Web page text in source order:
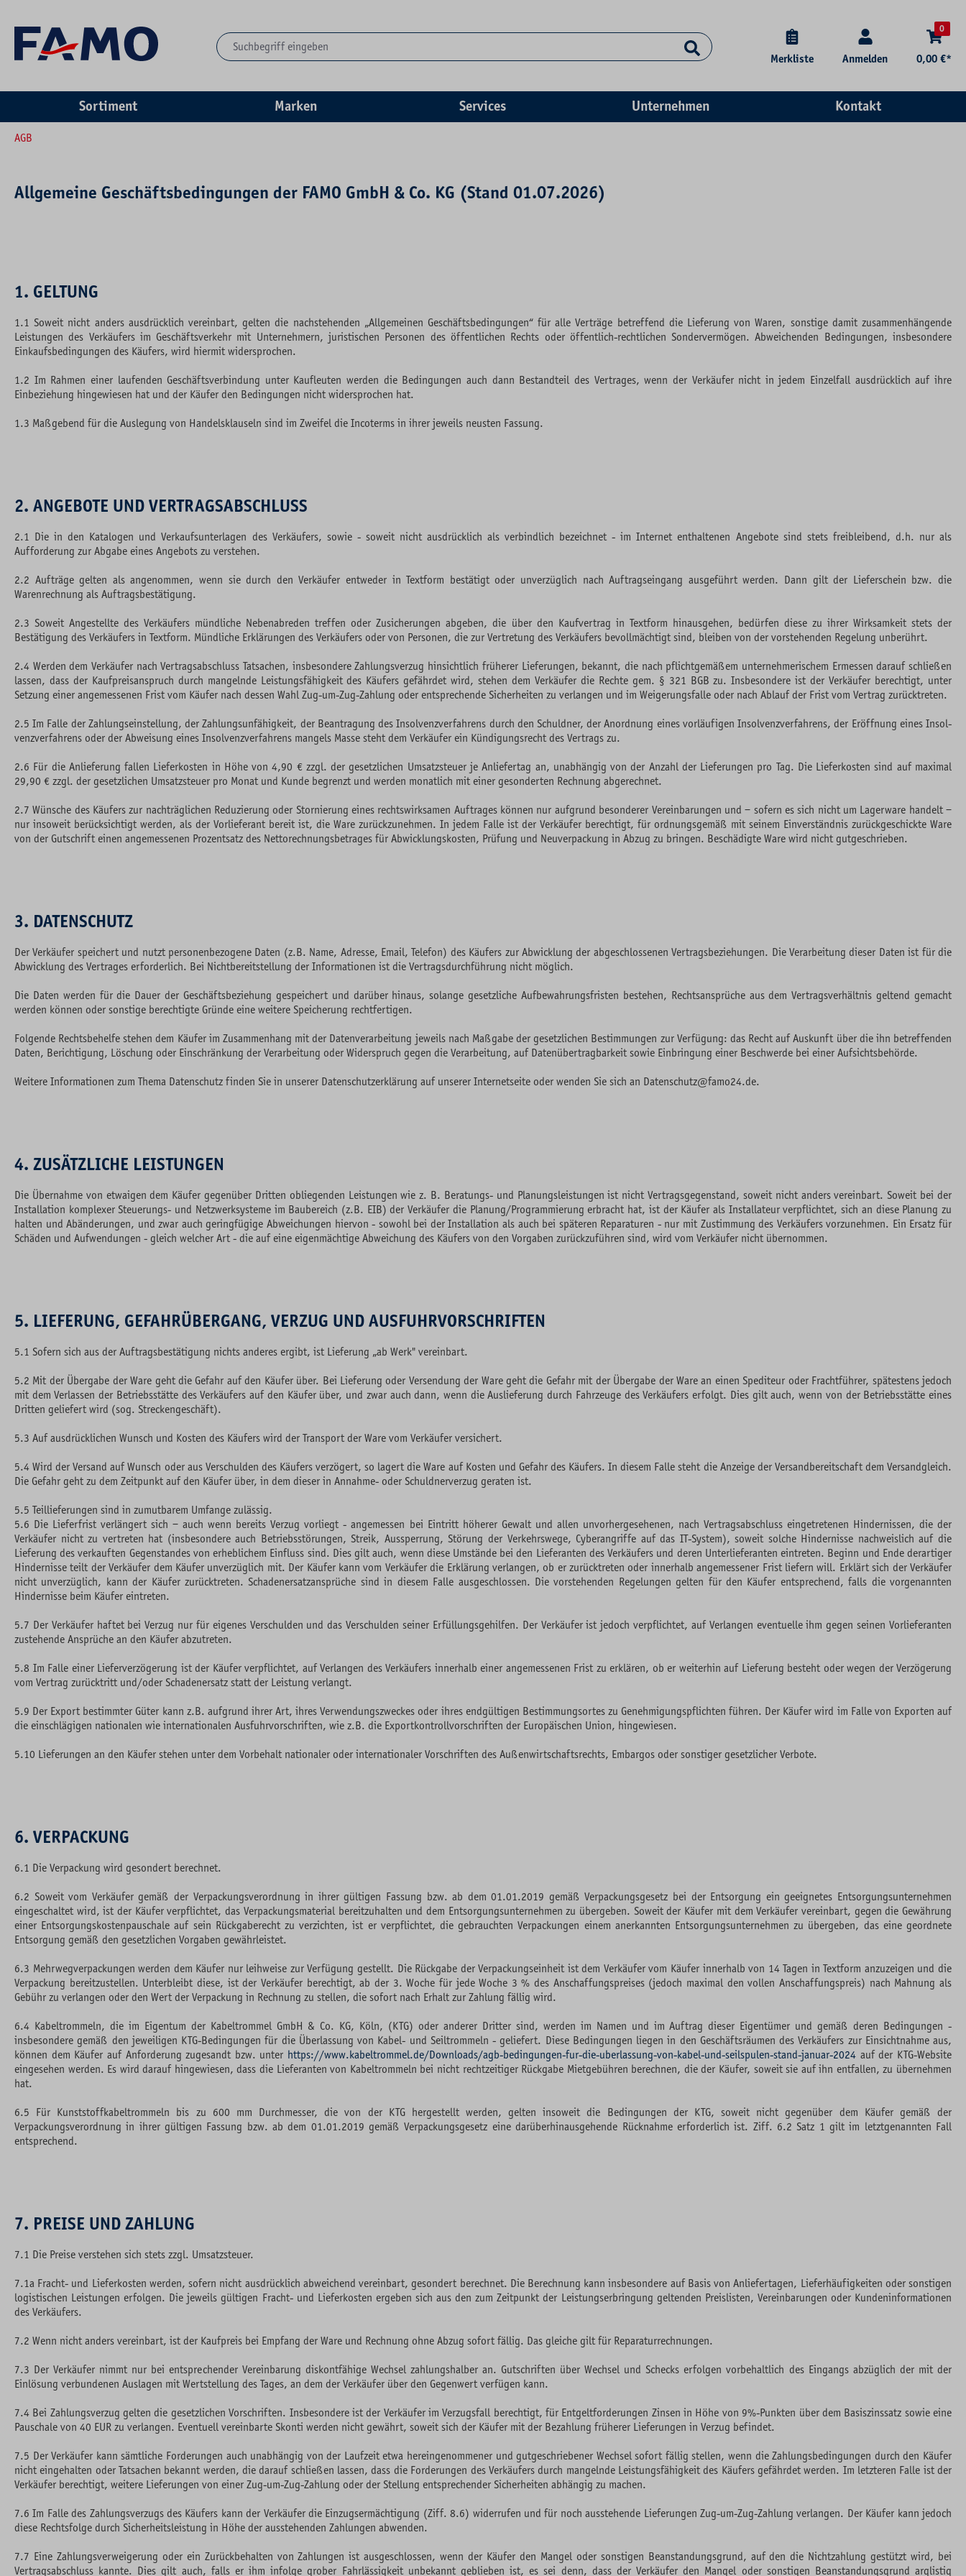
Merkliste Anmelden
0
0,00 €*
Sortiment Marken Services Unternehmen Kontakt
AGB
Allgemeine Geschäftsbedingungen der FAMO GmbH & Co. KG (Stand 01.07.2026)
1. GELTUNG
1.1 Soweit nicht anders ausdrücklich vereinbart, gelten die nachstehenden „Allgemeinen Geschäftsbedingungen“ für alle Verträge betreffend die Lieferung von Waren, sonstige damit zusammenhängende
Leistungen des Verkäufers im Geschäftsverkehr mit Unternehmern, juristischen Personen des öffentlichen Rechts oder öffentlich-rechtlichen Sondervermögen. Abweichenden Bedingungen, insbesondere
Einkaufsbedingungen des Käufers, wird hiermit widersprochen.
1.2 Im Rahmen einer laufenden Geschäftsverbindung unter Kaufleuten werden die Bedingungen auch dann Bestandteil des Vertrages, wenn der Verkäufer nicht in jedem Einzelfall ausdrücklich auf ihre
Einbeziehung hingewiesen hat und der Käufer den Bedingungen nicht widersprochen hat.
1.3 Maßgebend für die Auslegung von Handelsklauseln sind im Zweifel die Incoterms in ihrer jeweils neusten Fassung.
2. ANGEBOTE UND VERTRAGSABSCHLUSS
2.1 Die in den Katalogen und Verkaufsunterlagen des Verkäufers, sowie - soweit nicht ausdrücklich als verbindlich bezeichnet - im Internet enthaltenen Angebote sind stets freibleibend, d.h. nur als
Aufforderung zur Abgabe eines Angebots zu verstehen.
2.2 Aufträge gelten als angenommen, wenn sie durch den Verkäufer entweder in Textform bestätigt oder unverzüglich nach Auftragseingang ausgeführt werden. Dann gilt der Lieferschein bzw. die
Warenrechnung als Auftragsbestätigung.
2.3 Soweit Angestellte des Verkäufers mündliche Nebenabreden treffen oder Zusicherungen abgeben, die über den Kaufvertrag in Textform hinausgehen, bedürfen diese zu ihrer Wirksamkeit stets der
Bestätigung des Verkäufers in Textform. Mündliche Erklärungen des Verkäufers oder von Personen, die zur Vertretung des Verkäufers bevollmächtigt sind, bleiben von der vorstehenden Regelung unberührt.
2.4 Werden dem Verkäufer nach Vertragsabschluss Tatsachen, insbesondere Zahlungsverzug hinsichtlich früherer Lieferungen, bekannt, die nach pflichtgemäßem unternehmerischem Ermessen darauf schließen
lassen, dass der Kaufpreisanspruch durch mangelnde Leistungsfähigkeit des Käufers gefährdet wird, stehen dem Verkäufer die Rechte gem. § 321 BGB zu. Insbesondere ist der Verkäufer berechtigt, unter
Setzung einer angemessenen Frist vom Käufer nach dessen Wahl Zug-um-Zug-Zahlung oder entsprechende Sicherheiten zu verlangen und im Weigerungsfalle oder nach Ablauf der Frist vom Vertrag zurücktreten.
2.5 Im Falle der Zahlungseinstellung, der Zahlungsunfähigkeit, der Beantragung des Insolvenzverfahrens durch den Schuldner, der Anordnung eines vorläufigen Insolvenzverfahrens, der Eröffnung eines Insol-
venzverfahrens oder der Abweisung eines Insolvenzverfahrens mangels Masse steht dem Verkäufer ein Kündigungsrecht des Vertrags zu.
2.6 Für die Anlieferung fallen Lieferkosten in Höhe von 4,90 € zzgl. der gesetzlichen Umsatzsteuer je Anliefertag an, unabhängig von der Anzahl der Lieferungen pro Tag. Die Lieferkosten sind auf maximal
29,90 € zzgl. der gesetzlichen Umsatzsteuer pro Monat und Kunde begrenzt und werden monatlich mit einer gesonderten Rechnung abgerechnet.
2.7 Wünsche des Käufers zur nachträglichen Reduzierung oder Stornierung eines rechtswirksamen Auftrages können nur aufgrund besonderer Vereinbarungen und – sofern es sich nicht um Lagerware handelt –
nur insoweit berücksichtigt werden, als der Vorlieferant bereit ist, die Ware zurückzunehmen. In jedem Falle ist der Verkäufer berechtigt, für ordnungsgemäß mit seinem Einverständnis zurückgeschickte Ware
von der Gutschrift einen angemessenen Prozentsatz des Nettorechnungsbetrages für Abwicklungskosten, Prüfung und Neuverpackung in Abzug zu bringen. Beschädigte Ware wird nicht gutgeschrieben.
3. DATENSCHUTZ
Der Verkäufer speichert und nutzt personenbezogene Daten (z.B. Name, Adresse, Email, Telefon) des Käufers zur Abwicklung der abgeschlossenen Vertragsbeziehungen. Die Verarbeitung dieser Daten ist für die
Abwicklung des Vertrages erforderlich. Bei Nichtbereitstellung der Informationen ist die Vertragsdurchführung nicht möglich.
Die Daten werden für die Dauer der Geschäftsbeziehung gespeichert und darüber hinaus, solange gesetzliche Aufbewahrungsfristen bestehen, Rechtsansprüche aus dem Vertragsverhältnis geltend gemacht
werden können oder sonstige berechtigte Gründe eine weitere Speicherung rechtfertigen.
Folgende Rechtsbehelfe stehen dem Käufer im Zusammenhang mit der Datenverarbeitung jeweils nach Maßgabe der gesetzlichen Bestimmungen zur Verfügung: das Recht auf Auskunft über die ihn betreffenden
Daten, Berichtigung, Löschung oder Einschränkung der Verarbeitung oder Widerspruch gegen die Verarbeitung, auf Datenübertragbarkeit sowie Einbringung einer Beschwerde bei einer Aufsichtsbehörde.
Weitere Informationen zum Thema Datenschutz finden Sie in unserer Datenschutzerklärung auf unserer Internetseite oder wenden Sie sich an Datenschutz@famo24.de.
4. ZUSÄTZLICHE LEISTUNGEN
Die Übernahme von etwaigen dem Käufer gegenüber Dritten obliegenden Leistungen wie z. B. Beratungs- und Planungsleistungen ist nicht Vertragsgegenstand, soweit nicht anders vereinbart. Soweit bei der
Installation komplexer Steuerungs- und Netzwerksysteme im Baubereich (z.B. EIB) der Verkäufer die Planung/Programmierung erbracht hat, ist der Käufer als Installateur verpflichtet, sich an diese Planung zu
halten und Abänderungen, und zwar auch geringfügige Abweichungen hiervon - sowohl bei der Installation als auch bei späteren Reparaturen - nur mit Zustimmung des Verkäufers vorzunehmen. Ein Ersatz für
Schäden und Aufwendungen - gleich welcher Art - die auf eine eigenmächtige Abweichung des Käufers von den Vorgaben zurückzuführen sind, wird vom Verkäufer nicht übernommen.
5. LIEFERUNG, GEFAHRÜBERGANG, VERZUG UND AUSFUHRVORSCHRIFTEN
5.1 Sofern sich aus der Auftragsbestätigung nichts anderes ergibt, ist Lieferung „ab Werk" vereinbart.
5.2 Mit der Übergabe der Ware geht die Gefahr auf den Käufer über. Bei Lieferung oder Versendung der Ware geht die Gefahr mit der Übergabe der Ware an einen Spediteur oder Frachtführer, spätestens jedoch
mit dem Verlassen der Betriebsstätte des Verkäufers auf den Käufer über, und zwar auch dann, wenn die Auslieferung durch Fahrzeuge des Verkäufers erfolgt. Dies gilt auch, wenn von der Betriebsstätte eines
Dritten geliefert wird (sog. Streckengeschäft).
5.3 Auf ausdrücklichen Wunsch und Kosten des Käufers wird der Transport der Ware vom Verkäufer versichert.
5.4 Wird der Versand auf Wunsch oder aus Verschulden des Käufers verzögert, so lagert die Ware auf Kosten und Gefahr des Käufers. In diesem Falle steht die Anzeige der Versandbereitschaft dem Versandgleich.
Die Gefahr geht zu dem Zeitpunkt auf den Käufer über, in dem dieser in Annahme- oder Schuldnerverzug geraten ist.
5.5 Teillieferungen sind in zumutbarem Umfange zulässig.
5.6 Die Lieferfrist verlängert sich – auch wenn bereits Verzug vorliegt - angemessen bei Eintritt höherer Gewalt und allen unvorhergesehenen, nach Vertragsabschluss eingetretenen Hindernissen, die der
Verkäufer nicht zu vertreten hat (insbesondere auch Betriebsstörungen, Streik, Aussperrung, Störung der Verkehrswege, Cyberangriffe auf das IT-System), soweit solche Hindernisse nachweislich auf die
Lieferung des verkauften Gegenstandes von erheblichem Einfluss sind. Dies gilt auch, wenn diese Umstände bei den Lieferanten des Verkäufers und deren Unterlieferanten eintreten. Beginn und Ende derartiger
Hindernisse teilt der Verkäufer dem Käufer unverzüglich mit. Der Käufer kann vom Verkäufer die Erklärung verlangen, ob er zurücktreten oder innerhalb angemessener Frist liefern will. Erklärt sich der Verkäufer
nicht unverzüglich, kann der Käufer zurücktreten. Schadenersatzansprüche sind in diesem Falle ausgeschlossen. Die vorstehenden Regelungen gelten für den Käufer entsprechend, falls die vorgenannten
Hindernisse beim Käufer eintreten.
5.7 Der Verkäufer haftet bei Verzug nur für eigenes Verschulden und das Verschulden seiner Erfüllungsgehilfen. Der Verkäufer ist jedoch verpflichtet, auf Verlangen eventuelle ihm gegen seinen Vorlieferanten
zustehende Ansprüche an den Käufer abzutreten.
5.8 Im Falle einer Lieferverzögerung ist der Käufer verpflichtet, auf Verlangen des Verkäufers innerhalb einer angemessenen Frist zu erklären, ob er weiterhin auf Lieferung besteht oder wegen der Verzögerung
vom Vertrag zurücktritt und/oder Schadenersatz statt der Leistung verlangt.
5.9 Der Export bestimmter Güter kann z.B. aufgrund ihrer Art, ihres Verwendungszweckes oder ihres endgültigen Bestimmungsortes zu Genehmigungspflichten führen. Der Käufer wird im Falle von Exporten auf
die einschlägigen nationalen wie internationalen Ausfuhrvorschriften, wie z.B. die Exportkontrollvorschriften der Europäischen Union, hingewiesen.
5.10 Lieferungen an den Käufer stehen unter dem Vorbehalt nationaler oder internationaler Vorschriften des Außenwirtschaftsrechts, Embargos oder sonstiger gesetzlicher Verbote.
6. VERPACKUNG
6.1 Die Verpackung wird gesondert berechnet.
6.2 Soweit vom Verkäufer gemäß der Verpackungsverordnung in ihrer gültigen Fassung bzw. ab dem 01.01.2019 gemäß Verpackungsgesetz bei der Entsorgung ein geeignetes Entsorgungsunternehmen
eingeschaltet wird, ist der Käufer verpflichtet, das Verpackungsmaterial bereitzuhalten und dem Entsorgungsunternehmen zu übergeben. Soweit der Käufer mit dem Verkäufer vereinbart, gegen die Gewährung
einer Entsorgungskostenpauschale auf sein Rückgaberecht zu verzichten, ist er verpflichtet, die gebrauchten Verpackungen einem anerkannten Entsorgungsunternehmen zu übergeben, das eine geordnete
Entsorgung gemäß den gesetzlichen Vorgaben gewährleistet.
6.3 Mehrwegverpackungen werden dem Käufer nur leihweise zur Verfügung gestellt. Die Rückgabe der Verpackungseinheit ist dem Verkäufer vom Käufer innerhalb von 14 Tagen in Textform anzuzeigen und die
Verpackung bereitzustellen. Unterbleibt diese, ist der Verkäufer berechtigt, ab der 3. Woche für jede Woche 3 % des Anschaffungspreises (jedoch maximal den vollen Anschaffungspreis) nach Mahnung als
Gebühr zu verlangen oder den Wert der Verpackung in Rechnung zu stellen, die sofort nach Erhalt zur Zahlung fällig wird.
6.4 Kabeltrommeln, die im Eigentum der Kabeltrommel GmbH & Co. KG, Köln, (KTG) oder anderer Dritter sind, werden im Namen und im Auftrag dieser Eigentümer und gemäß deren Bedingungen -
insbesondere gemäß den jeweiligen KTG-Bedingungen für die Überlassung von Kabel- und Seiltrommeln - geliefert. Diese Bedingungen liegen in den Geschäftsräumen des Verkäufers zur Einsichtnahme aus,
können dem Käufer auf Anforderung zugesandt bzw. unter https://www.kabeltrommel.de/Downloads/agb-bedingungen-fur-die-uberlassung-von-kabel-und-seilspulen-stand-januar-2024 auf der KTG-Website
eingesehen werden. Es wird darauf hingewiesen, dass die Lieferanten von Kabeltrommeln bei nicht rechtzeitiger Rückgabe Mietgebühren berechnen, die der Käufer, soweit sie auf ihn entfallen, zu übernehmen
hat.
6.5 Für Kunststoffkabeltrommeln bis zu 600 mm Durchmesser, die von der KTG hergestellt werden, gelten insoweit die Bedingungen der KTG, soweit nicht gegenüber dem Käufer gemäß der
Verpackungsverordnung in ihrer gültigen Fassung bzw. ab dem 01.01.2019 gemäß Verpackungsgesetz eine darüberhinausgehende Rücknahme erforderlich ist. Ziff. 6.2 Satz 1 gilt im letztgenannten Fall
entsprechend.
7. PREISE UND ZAHLUNG
7.1 Die Preise verstehen sich stets zzgl. Umsatzsteuer.
7.1a Fracht- und Lieferkosten werden, sofern nicht ausdrücklich abweichend vereinbart, gesondert berechnet. Die Berechnung kann insbesondere auf Basis von Anliefertagen, Lieferhäufigkeiten oder sonstigen
logistischen Leistungen erfolgen. Die jeweils gültigen Fracht- und Lieferkosten ergeben sich aus den zum Zeitpunkt der Leistungserbringung geltenden Preislisten, Vereinbarungen oder Kundeninformationen
des Verkäufers.
7.2 Wenn nicht anders vereinbart, ist der Kaufpreis bei Empfang der Ware und Rechnung ohne Abzug sofort fällig. Das gleiche gilt für Reparaturrechnungen.
7.3 Der Verkäufer nimmt nur bei entsprechender Vereinbarung diskontfähige Wechsel zahlungshalber an. Gutschriften über Wechsel und Schecks erfolgen vorbehaltlich des Eingangs abzüglich der mit der
Einlösung verbundenen Auslagen mit Wertstellung des Tages, an dem der Verkäufer über den Gegenwert verfügen kann.
7.4 Bei Zahlungsverzug gelten die gesetzlichen Vorschriften. Insbesondere ist der Verkäufer im Verzugsfall berechtigt, für Entgeltforderungen Zinsen in Höhe von 9%-Punkten über dem Basiszinssatz sowie eine
Pauschale von 40 EUR zu verlangen. Eventuell vereinbarte Skonti werden nicht gewährt, soweit sich der Käufer mit der Bezahlung früherer Lieferungen in Verzug befindet.
7.5 Der Verkäufer kann sämtliche Forderungen auch unabhängig von der Laufzeit etwa hereingenommener und gutgeschriebener Wechsel sofort fällig stellen, wenn die Zahlungsbedingungen durch den Käufer
nicht eingehalten oder Tatsachen bekannt werden, die darauf schließen lassen, dass die Forderungen des Verkäufers durch mangelnde Leistungsfähigkeit des Käufers gefährdet werden. Im letzteren Falle ist der
Verkäufer berechtigt, weitere Lieferungen von einer Zug-um-Zug-Zahlung oder der Stellung entsprechender Sicherheiten abhängig zu machen.
7.6 Im Falle des Zahlungsverzugs des Käufers kann der Verkäufer die Einzugsermächtigung (Ziff. 8.6) widerrufen und für noch ausstehende Lieferungen Zug-um-Zug-Zahlung verlangen. Der Käufer kann jedoch
diese Rechtsfolge durch Sicherheitsleistung in Höhe der ausstehenden Zahlungen abwenden.
7.7 Eine Zahlungsverweigerung oder ein Zurückbehalten von Zahlungen ist ausgeschlossen, wenn der Käufer den Mangel oder sonstigen Beanstandungsgrund, auf den die Nichtzahlung gestützt wird, bei
Vertragsabschluss kannte. Dies gilt auch, falls er ihm infolge grober Fahrlässigkeit unbekannt geblieben ist, es sei denn, dass der Verkäufer den Mangel oder sonstigen Beanstandungsgrund arglistig